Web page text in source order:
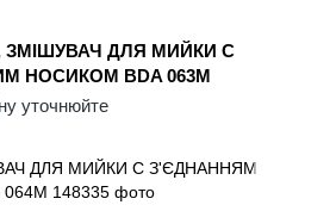
ЗМІШУВАЧ ДЛЯ МИЙКИ С
НОСИКОМ BDA 063M
уточнюйте